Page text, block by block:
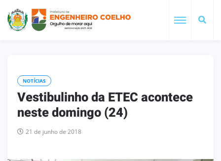
NOTÍCIAS
Vestibulinho da ETEC acontece
neste domingo (24)
21 de junho de 2018